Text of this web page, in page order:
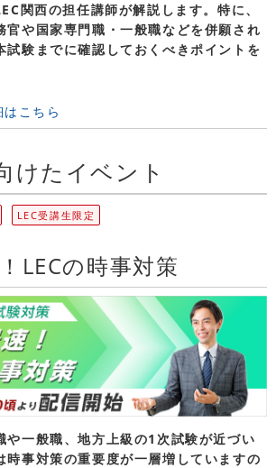
関西の担任講師が解説します。特に、
官や国家専門職・一般職などを併願され
試験までに確認しておくべきポイントを
こちら
けたイベント
LEC受講生限定
LECの時事対策
や一般職、地方上級の1次試験が近づい
時事対策の重要度が一層増していますの